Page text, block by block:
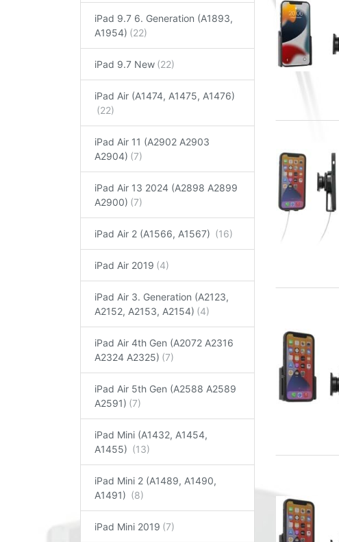
iPad 9.7 6. Generation (A1893,
A1954)
iPad 9.7 New
iPad Air (A1474, A1475, A1476)
iPad Air 11 (A2902 A2903
A2904)
iPad Air 13 2024 (A2898 A2899
A2900)
iPad Air 2 (A1566, A1567)
iPad Air 2019
iPad Air 3. Generation (A2123,
A2152, A2153, A2154)
iPad Air 4th Gen (A2072 A2316
A2324 A2325)
iPad Air 5th Gen (A2588 A2589
A2591)
iPad Mini (A1432, A1454,
A1455)
iPad Mini 2 (A1489, A1490,
A1491)
iPad Mini 2019